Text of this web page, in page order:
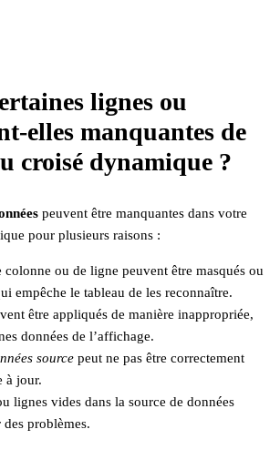
lignes ou
elles manquantes de
croisé dynamique ?
peuvent être manquantes dans votre
pour plusieurs raisons :
colonne ou de ligne peuvent être masqués ou
empêche le tableau de les reconnaître.
être appliqués de manière inappropriée,
données de l’affichage.
source peut ne pas être correctement
à jour.
lignes vides dans la source de données
problèmes.